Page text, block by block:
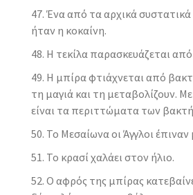
Ένα από τα αρχικά συστατικά
ήταν η κοκαίνη.
Η τεκίλα παρασκευάζεται από
Η μπίρα φτιάχνεται από
τη μαγιά και τη μεταβολίζουν.
είναι τα περιττώματα των
Το Μεσαίωνα οι Άγγλοι
Το κρασί χαλάει στον ήλιο.
Ο αφρός της μπίρας